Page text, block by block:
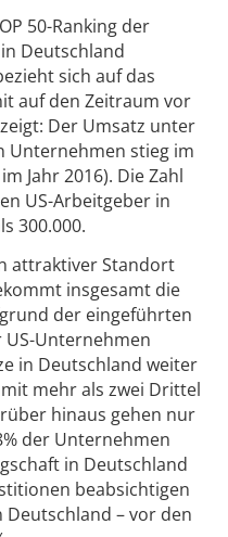
50-Ranking der
Deutschland
sich auf das
auf den Zeitraum vor
Der Umsatz unter
Unternehmen stieg im
Jahr 2016). Die Zahl
US-Arbeitgeber in
300.000.
attraktiver Standort
insgesamt die
der eingeführten
Unternehmen
in Deutschland weiter
mehr als zwei Drittel
hinaus gehen nur
der Unternehmen
in Deutschland
beabsichtigen
Deutschland – vor den